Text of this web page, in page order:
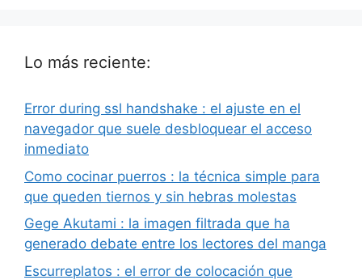
Lo más reciente:
Error during ssl handshake : el ajuste en el
navegador que suele desbloquear el acceso
inmediato
Como cocinar puerros : la técnica simple para
que queden tiernos y sin hebras molestas
Gege Akutami : la imagen filtrada que ha
generado debate entre los lectores del manga
Escurreplatos : el error de colocación que